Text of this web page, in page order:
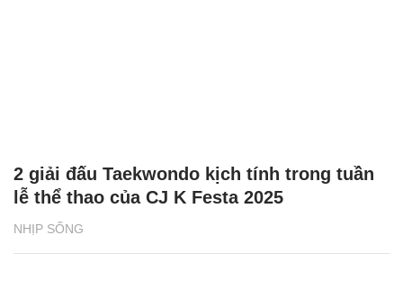
NHỊP SỐNG
2 giải đấu Taekwondo kịch tính trong tuần
lễ thể thao của CJ K Festa 2025